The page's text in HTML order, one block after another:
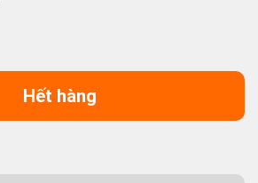
Hết hàng